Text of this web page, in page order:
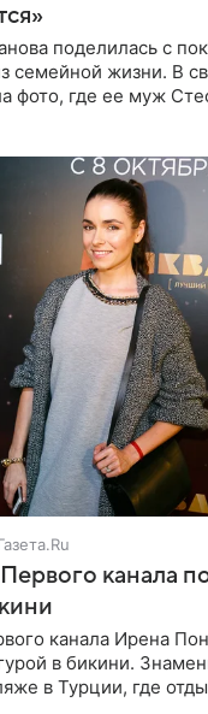
поделилась с
семейной жизни. В
фото, где ее муж
канала
канала Ирена
в бикини.
в Турции, где